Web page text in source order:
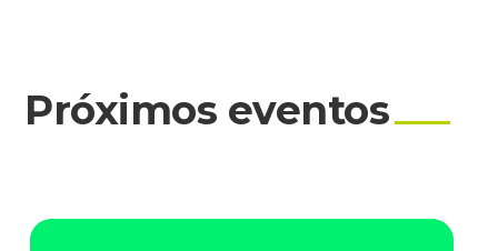
Próximos eventos